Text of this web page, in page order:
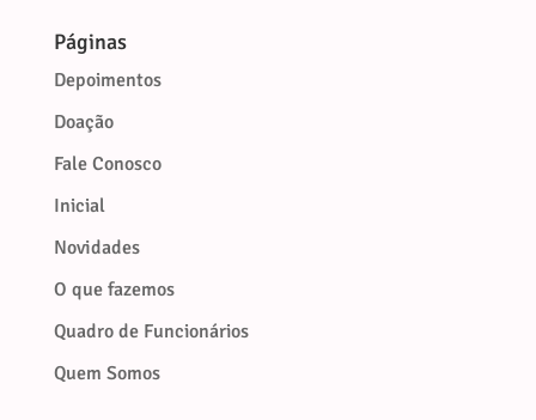
Páginas
Depoimentos
Doação
Fale Conosco
Inicial
Novidades
O que fazemos
Quadro de Funcionários
Quem Somos